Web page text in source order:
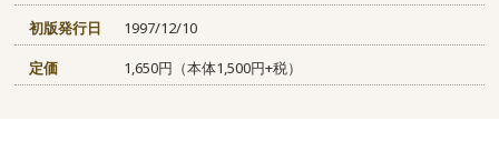
初版発行日
1997/12/10
定価
1,650円（本体1,500円+税）